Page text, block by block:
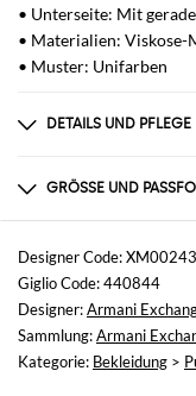
• Unterseite: Mit
• Materialien: Viskose-
• Muster: Unifarben
DETAILS UND PFLEGE
77% VISCOSE, 23%
GRÖSSE UND
Größen
nicht verfügbar
Größe und Passform
Normale Passform
Designer Code:
Giglio Code: 440844
Designer:Armani
Sammlung:Armani
Kategorie: Bekleidung >